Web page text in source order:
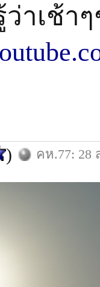
ว่าเช้า
) คห.77: 28